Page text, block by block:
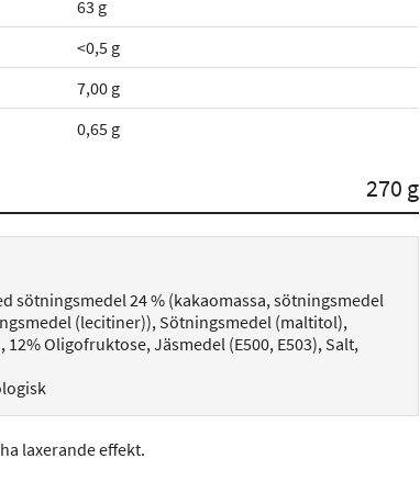
63 g
<0,5 g
7,00 g
0,65 g
270 g
sötningsmedel 24 % (kakaomassa, sötningsmedel
(lecitiner)), Sötningsmedel (maltitol),
Oligofruktose, Jäsmedel (E500, E503), Salt,
laxerande effekt.